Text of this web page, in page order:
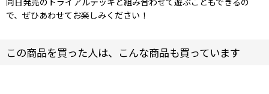
で、ぜひあわせてお楽しみください！
この商品を買った人は、こんな商品も買っています